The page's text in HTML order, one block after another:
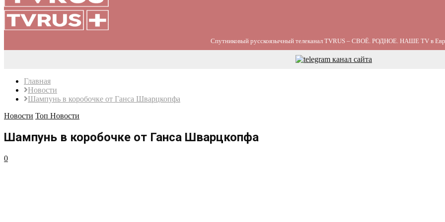
Спутниковый русскоязычный телеканал TVRUS – СВОЁ. РОДНОЕ. НАШЕ TV в
Главная
Новости
Шампунь в коробочке от Ганса Шварцкопфа
Новости Топ Новости
Шампунь в коробочке от Ганса Шварцкопфа
0